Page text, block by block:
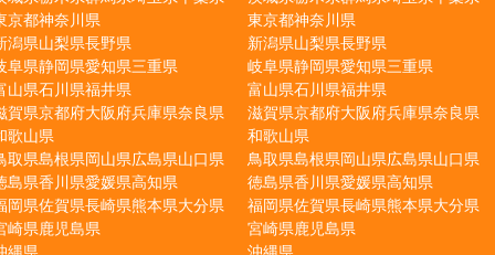
京都神奈川県
潟県山梨県長野県
阜県静岡県愛知県三重県
山県石川県福井県
賀県京都府大阪府兵庫県奈良県
歌山県
取県島根県岡山県広島県山口県
島県香川県愛媛県高知県
岡県佐賀県長崎県熊本県大分県
崎県鹿児島県
縄県
東京都神奈川県
新潟県山梨県長野県
岐阜県静岡県愛知県三重県
富山県石川県福井県
滋賀県京都府大阪府兵庫県奈良県
和歌山県
鳥取県島根県岡山県広島県山口県
徳島県香川県愛媛県高知県
福岡県佐賀県長崎県熊本県大分県
宮崎県鹿児島県
沖縄県